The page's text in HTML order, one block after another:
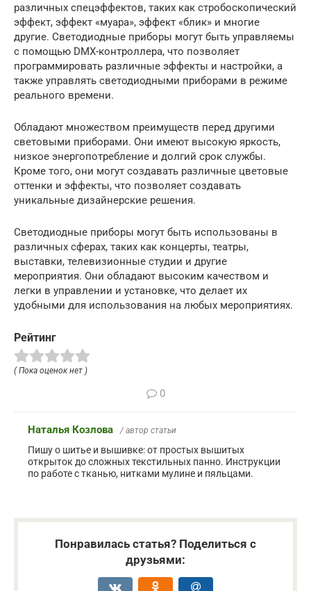
различных спецэффектов, таких как стробоскопический
эффект, эффект «муара», эффект «блик» и многие
другие. Светодиодные приборы могут быть управляемы
с помощью DMX-контроллера, что позволяет
программировать различные эффекты и настройки, а
также управлять светодиодными приборами в режиме
реального времени.
Обладают множеством преимуществ перед другими
световыми приборами. Они имеют высокую яркость,
низкое энергопотребление и долгий срок службы.
Кроме того, они могут создавать различные цветовые
оттенки и эффекты, что позволяет создавать
уникальные дизайнерские решения.
Светодиодные приборы могут быть использованы в
различных сферах, таких как концерты, театры,
выставки, телевизионные студии и другие
мероприятия. Они обладают высоким качеством и
легки в управлении и установке, что делает их
удобными для использования на любых мероприятиях.
Рейтинг
( Пока оценок нет )
0
Наталья Козлова / автор статьи
Пишу о шитье и вышивке: от простых вышитых
открыток до сложных текстильных панно. Инструкции
по работе с тканью, нитками мулине и пяльцами.
Понравилась статья? Поделиться с
друзьями: